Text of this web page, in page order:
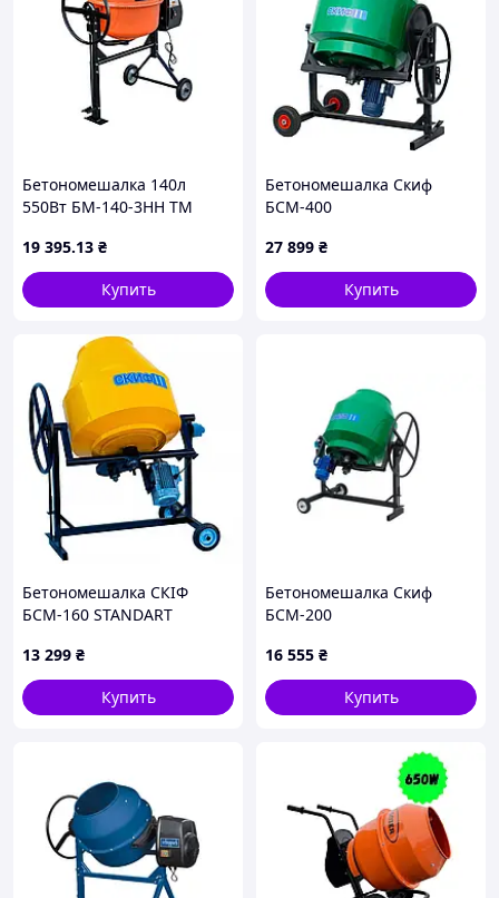
Бетономешалка 140л
550Вт БМ-140-3НН ТМ
19 395.13 ₴
Купить
Бетономешалка Скиф
БСМ-400
27 899 ₴
Купить
Бетономешалка СКІФ
БСМ-160 STANDART
13 299 ₴
Купить
Бетономешалка Скиф
БСМ-200
16 555 ₴
Купить